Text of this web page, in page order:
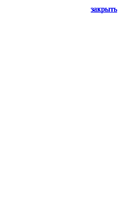
закрыть
закрыть
закрыть
закрыть
закрыть
закрыть
закрыть